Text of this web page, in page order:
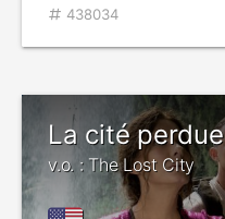
438034
La cité perdue
v.o. : The Lost City